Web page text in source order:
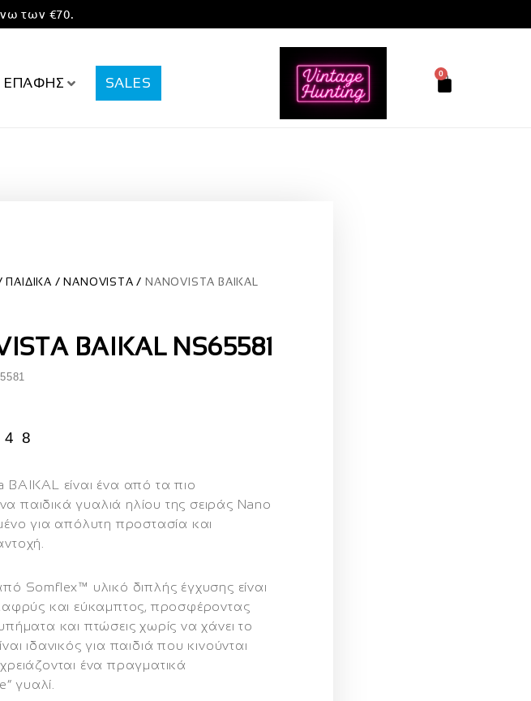
των €70.
ΕΠΑΦΗΣ SALES
0
ΠΑΙΔΙΚΑ NANOVISTA
NANOVISTA BAIKAL
BAIKAL NS65581
48
BAIKAL
είναι ένα από τα πιο
παιδικά γυαλιά ηλίου της σειράς Nano
για απόλυτη προστασία και
Somflex™ υλικό διπλής έγχυσης είναι
και εύκαμπτος, προσφέροντας
και πτώσεις χωρίς να χάνει το
ιδανικός για παιδιά που κινούνται
ένα πραγματικά
γυαλί.